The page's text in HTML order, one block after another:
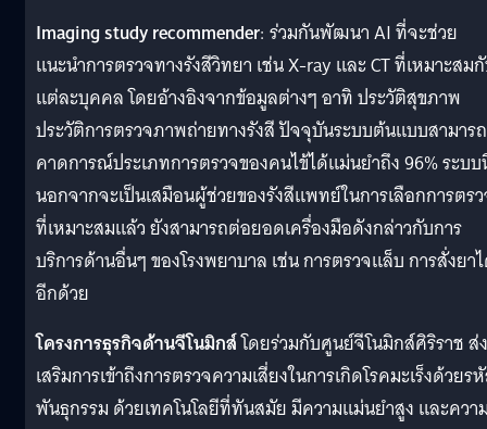
Imaging study recommender: ร่วมกันพัฒนา AI ที่จะช่วย
แนะนำการตรวจทางรังสีวิทยา เช่น X-ray และ CT ที่เหมาะสม
แต่ละบุคคล โดยอ้างอิงจากข้อมูลต่างๆ อาทิ ประวัติสุขภาพ
ประวัติการตรวจภาพถ่ายทางรังสี ปัจจุบันระบบต้นแบบสามารถ
คาดการณ์ประเภทการตรวจของคนไข้ได้แม่นยำถึง 96% ระบ
นอกจากจะเป็นเสมือนผู้ช่วยของรังสีแพทย์ในการเลือกการตร
ที่เหมาะสมแล้ว ยังสามารถต่อยอดเครื่องมือดังกล่าวกับการ
บริการด้านอื่นๆ ของโรงพยาบาล เช่น การตรวจแล็บ การสั่งยา
อีกด้วย
โครงการธุรกิจด้านจีโนมิกส์โดยร่วมกับศูนย์จีโนมิกส์ศิริราช ส่ง
เสริมการเข้าถึงการตรวจความเสี่ยงในการเกิดโรคมะเร็งด้วยร
พันธุกรรม ด้วยเทคโนโลยีที่ทันสมัย มีความแม่นยำสูง และควา